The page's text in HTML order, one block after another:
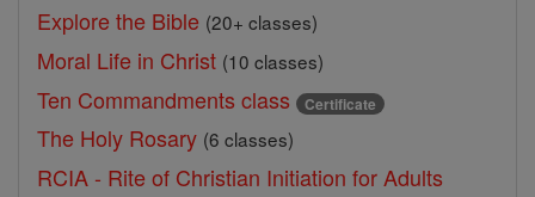
Explore the Bible (20+ classes)
Moral Life in Christ (10 classes)
Ten Commandments class Certificate
The Holy Rosary (6 classes)
RCIA - Rite of Christian Initiation for Adults